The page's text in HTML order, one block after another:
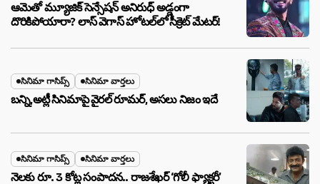
ఆమెతో మ్యూజిక్ సెన్సేషన్ అనిరుధ్ అడ్డంగా
దొరికిపోయారా? లాస్ వెగాస్ హోటల్‌లో సీక్రెట్ మేటర్!
సినిమా గాసిప్స్ సినిమా వార్తలు
బన్ని,అట్లీ సినిమాపై వైరల్ రూమర్, అసలు నిజం ఇదే
సినిమా గాసిప్స్ సినిమా వార్తలు
నెలకు రూ. 3 కోట్ల సంపాదన.. రాజశేఖర్ ‘గోలీ ఫ్యాక్టరీ’